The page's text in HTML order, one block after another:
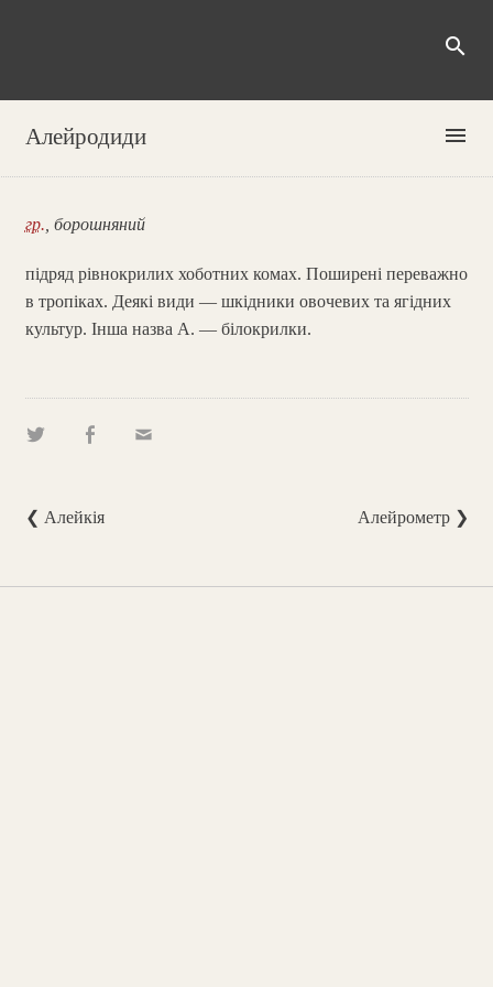
search
Алейродиди menu
гр. , борошняний
підряд рівнокрилих хоботних комах. Поширені переважно
в тропіках. Деякі види — шкідники овочевих та ягідних
культур. Інша назва А. — білокрилки.
❮ Алейкія Алейрометр ❯